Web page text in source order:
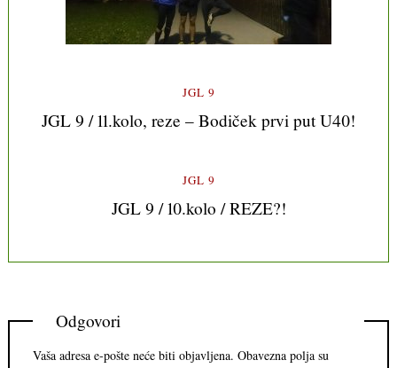
JGL 9
JGL 9 / 11.kolo, reze – Bodiček prvi put U40!
JGL 9
JGL 9 / 10.kolo / REZE?!
Odgovori
Vaša adresa e-pošte neće biti objavljena. Obavezna polja su